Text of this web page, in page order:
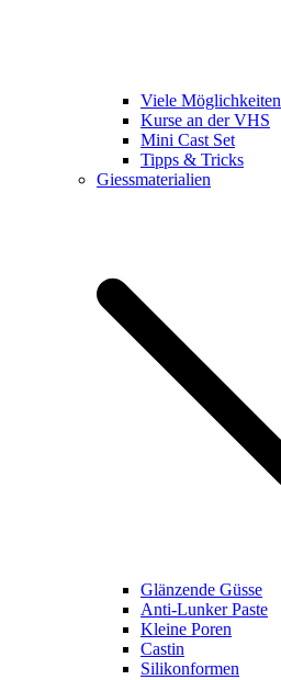
Viele Möglichkeiten
Kurse an der VHS
Mini Cast Set
Tipps & Tricks
Giessmaterialien
Glänzende Güsse
Anti-Lunker Paste
Kleine Poren
Castin
Silikonformen